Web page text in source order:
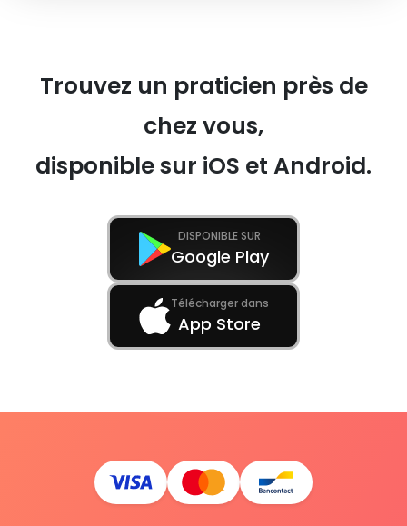
Trouvez un praticien près de
chez vous,
disponible sur iOS et Android.
DISPONIBLE SUR
Google Play
Télécharger dans
App Store